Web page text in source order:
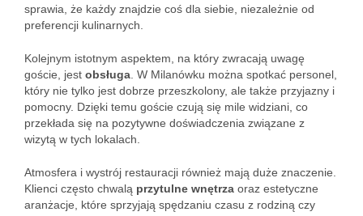
sprawia, że każdy znajdzie coś dla siebie, niezależnie od
preferencji kulinarnych.
Kolejnym istotnym aspektem, na który zwracają uwagę
goście, jest obsługa . W Milanówku można spotkać personel,
który nie tylko jest dobrze przeszkolony, ale także przyjazny i
pomocny. Dzięki temu goście czują się mile widziani, co
przekłada się na pozytywne doświadczenia związane z
wizytą w tych lokalach.
Atmosfera i wystrój restauracji również mają duże znaczenie.
Klienci często chwalą przytulne wnętrza oraz estetyczne
aranżacje, które sprzyjają spędzaniu czasu z rodziną czy